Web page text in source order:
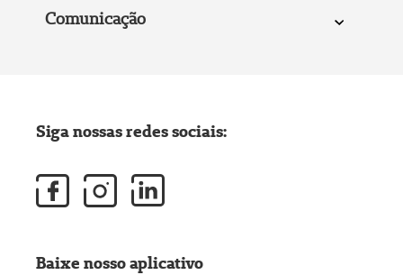
Comunicação
Siga nossas redes sociais:
Baixe nosso aplicativo